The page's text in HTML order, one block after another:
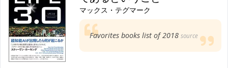
マックス・テグマーク
Favorites books list of 2018source